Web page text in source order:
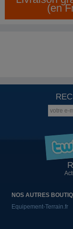
(en
NOS AUTRES
Equipement-Terrain.fr